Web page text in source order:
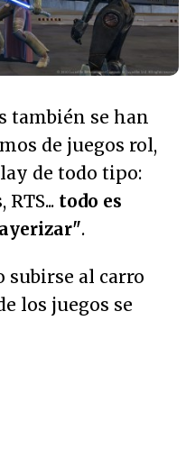
también se han
de juegos rol,
de todo tipo:
todo es
".
subirse al carro
los juegos se